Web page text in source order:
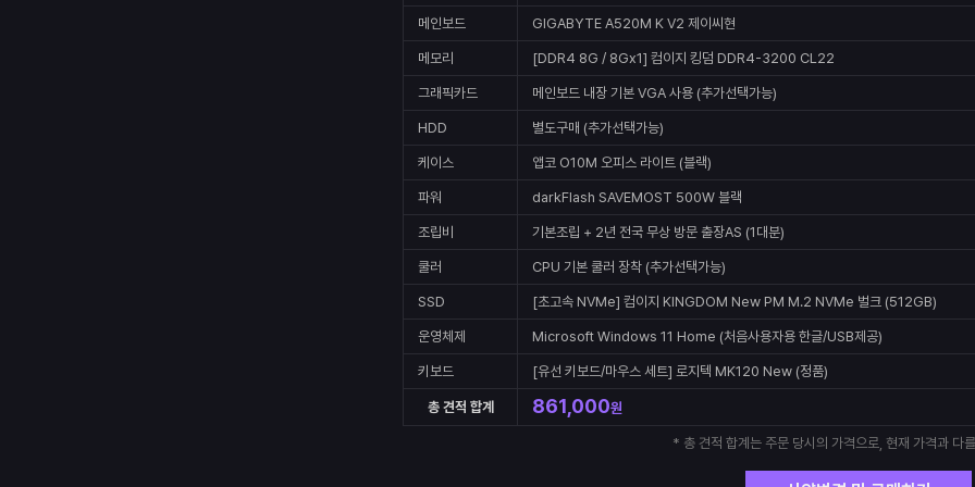
메인보드 GIGABYTE A520M K V2 제이씨현
메모리 [DDR4 8G / 8Gx1] 컴이지 킹덤 DDR4-3200 CL22
그래픽카드 메인보드 내장 기본 VGA 사용 (추가선택가능)
HDD 별도구매 (추가선택가능)
케이스 앱코 O10M 오피스 라이트 (블랙)
파워 darkFlash SAVEMOST 500W 블랙
조립비 기본조립 + 2년 전국 무상 방문 출장AS (1대분)
쿨러 CPU 기본 쿨러 장착 (추가선택가능)
SSD [초고속 NVMe] 컴이지 KINGDOM New PM M.2 NVMe 벌크 (512GB)
운영체제 Microsoft Windows 11 Home (처음사용자용 한글/USB제공)
키보드 [유선 키보드/마우스 세트] 로지텍 MK120 New (정품)
총 견적 합계 861,000원
* 총 견적 합계는 주문 당시의 가격으로, 현재 가격과 다